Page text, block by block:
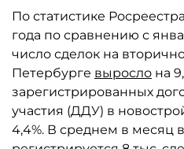
По статистике
года по сравнению с
число сделок на
Петербурге выросло на
зарегистрированных
участия (ДДУ) в
4,4%. В среднем в месяц